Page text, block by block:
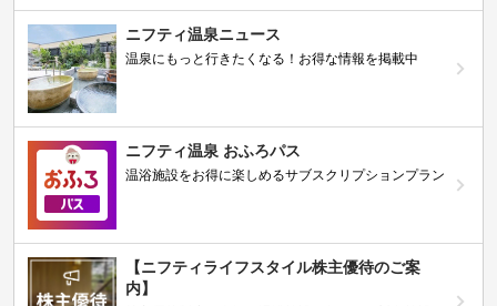
ニフティ温泉ニュース
温泉にもっと行きたくなる！お得な情報を掲載中
ニフティ温泉 おふろパス
温浴施設をお得に楽しめるサブスクリプションプラン
【ニフティライフスタイル株主優待のご案
内】